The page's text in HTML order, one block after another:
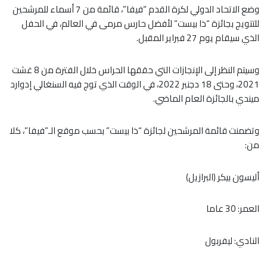
وضع الاتحاد الدولي لكرة القدم “فيفا”، قائمة من 7 أسماء للمرشحين
للتتويج بجائزة “ذا بيست” لأفضل حارس مرمى في العالم، في الحفل
الذي سيقام يوم 27 فبراير المقبل.
وسيتم النظر إلى الإنجازات التي حققها الحراس خلال الفترة من 8 غشت
2021، وحتى 18 دجنبر 2022، في الوقت الذي توج فيه السنغالي إدوارد
ميندي بالجائزة العام الماضي.
وتضمنت قائمة المرشحين لجائزة “ذا بيست” بحسب موقع الـ”فيفا”، كلا
من:
أليسون بيكر (البرازيل)
العمر: 30 عاما
النادي: ليفربول